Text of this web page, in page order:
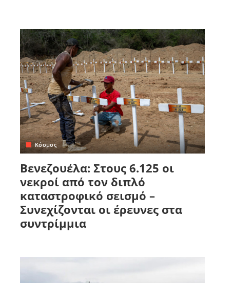
Κόσμος
Βενεζουέλα: Στους 6.125 οι
νεκροί από τον διπλό
καταστροφικό σεισμό –
Συνεχίζονται οι έρευνες στα
συντρίμμια